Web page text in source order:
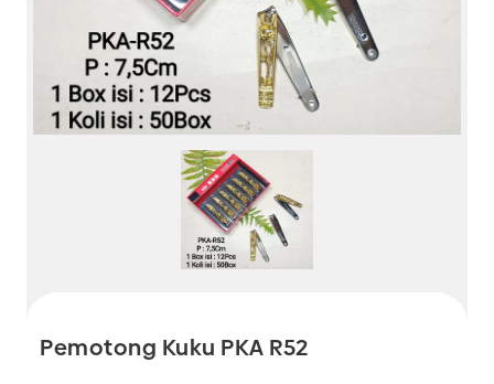
Pemotong Kuku PKA R52